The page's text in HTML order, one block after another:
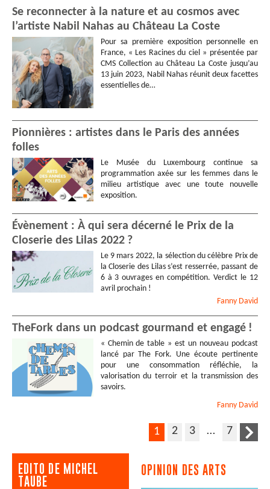
Se reconnecter à la nature et au cosmos avec
l’artiste Nabil Nahas au Château La Coste
Pour sa première exposition personnelle en
France, « Les Racines du ciel » présentée par
CMS Collection au Château La Coste jusqu’au
13 juin 2023, Nabil Nahas réunit deux facettes
essentielles de…
Pionnières : artistes dans le Paris des années
folles
Le Musée du Luxembourg continue sa
programmation axée sur les femmes dans le
milieu artistique avec une toute nouvelle
exposition.
Évènement : À qui sera décerné le Prix de la
Closerie des Lilas 2022 ?
Le 9 mars 2022, la sélection du célèbre Prix de
la Closerie des Lilas s’est resserrée, passant de
6 à 3 ouvrages en compétition. Verdict le 12
avril prochain !
Fanny David
TheFork dans un podcast gourmand et engagé !
« Chemin de table » est un nouveau podcast
lancé par The Fork. Une écoute pertinente
pour une consommation réfléchie, la
valorisation du terroir et la transmission des
savoirs.
Fanny David
1 2 3 … 7
EDITO DE MICHEL
TAUBE
OPINION DES ARTS